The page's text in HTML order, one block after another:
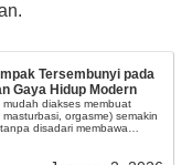
Tersembunyi pada
Gaya Hidup Modern
diakses membuat
orgasme) semakin
disadari membawa